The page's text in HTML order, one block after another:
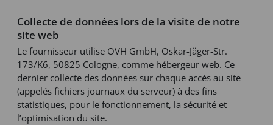
Collecte de données lors de la visite de notre
site web
Le fournisseur utilise OVH GmbH, Oskar-Jäger-Str.
173/K6, 50825 Cologne, comme hébergeur web. Ce
dernier collecte des données sur chaque accès au site
(appelés fichiers journaux du serveur) à des fins
statistiques, pour le fonctionnement, la sécurité et
l’optimisation du site.